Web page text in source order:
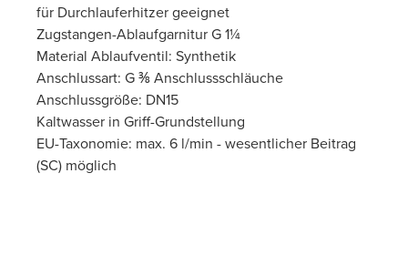
für Durchlauferhitzer geeignet
Zugstangen-Ablaufgarnitur G 1¼
Material Ablaufventil: Synthetik
Anschlussart: G ⅜ Anschlussschläuche
Anschlussgröße: DN15
Kaltwasser in Griff-Grundstellung
EU-Taxonomie: max. 6 l/min - wesentlicher Beitrag
(SC) möglich